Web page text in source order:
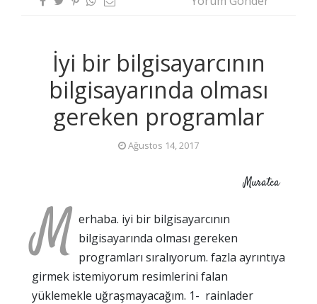
İyi bir bilgisayarcının
bilgisayarında olması
gereken programlar
Ağustos 14, 2017
Muratca
M erhaba. iyi bir bilgisayarcının
bilgisayarında olması gereken
programları sıralıyorum. fazla ayrıntıya
girmek istemiyorum resimlerini falan
yüklemekle uğraşmayacağım. 1- rainlader